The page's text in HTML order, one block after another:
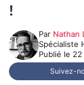
!
Par Nathan
Spécialiste
Publié le 22
Suivez-